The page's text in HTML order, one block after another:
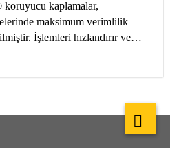
koruyucu kaplamalar,
maksimum verimlilik
İşlemleri hızlandırır ve